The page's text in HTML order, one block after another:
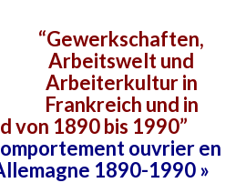
“Gewerkschaften,
Arbeitswelt und
Arbeiterkultur in
Frankreich und in
von 1890 bis 1990”
ouvrier en
1890-1990 »